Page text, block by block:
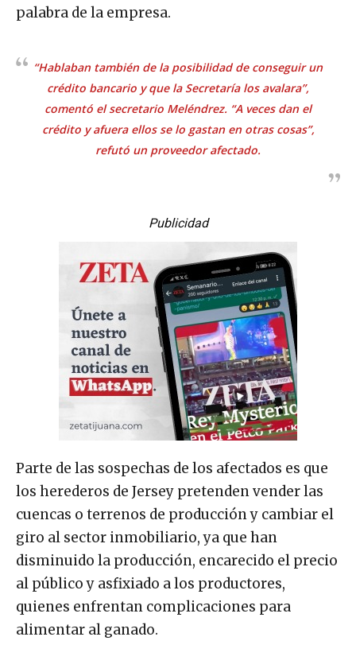
palabra de la empresa.
“Hablaban también de la posibilidad de conseguir un
crédito bancario y que la Secretaría los avalara”,
comentó el secretario Meléndrez. “A veces dan el
crédito y afuera ellos se lo gastan en otras cosas”,
refutó un proveedor afectado.
Publicidad
Parte de las sospechas de los afectados es que
los herederos de Jersey pretenden vender las
cuencas o terrenos de producción y cambiar el
giro al sector inmobiliario, ya que han
disminuido la producción, encarecido el precio
al público y asfixiado a los productores,
quienes enfrentan complicaciones para
alimentar al ganado.